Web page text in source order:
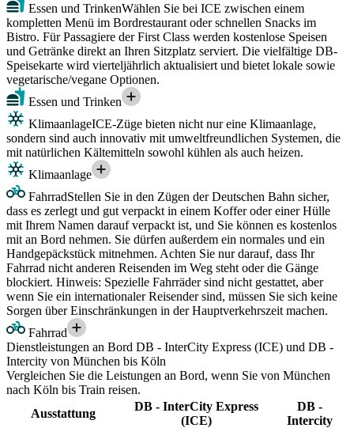
Essen und TrinkenWählen Sie bei ICE zwischen einem
kompletten Menü im Bordrestaurant oder schnellen Snacks im
Bistro. Für Passagiere der First Class werden kostenlose Speisen
und Getränke direkt an Ihren Sitzplatz serviert. Die vielfältige DB-
Speisekarte wird vierteljährlich aktualisiert und bietet lokale sowie
vegetarische/vegane Optionen.
Essen und Trinken
KlimaanlageICE-Züge bieten nicht nur eine Klimaanlage,
sondern sind auch innovativ mit umweltfreundlichen Systemen, die
mit natürlichen Kältemitteln sowohl kühlen als auch heizen.
Klimaanlage
FahrradStellen Sie in den Zügen der Deutschen Bahn sicher,
dass es zerlegt und gut verpackt in einem Koffer oder einer Hülle
mit Ihrem Namen darauf verpackt ist, und Sie können es kostenlos
mit an Bord nehmen. Sie dürfen außerdem ein normales und ein
Handgepäckstück mitnehmen. Achten Sie nur darauf, dass Ihr
Fahrrad nicht anderen Reisenden im Weg steht oder die Gänge
blockiert. Hinweis: Spezielle Fahrräder sind nicht gestattet, aber
wenn Sie ein internationaler Reisender sind, müssen Sie sich keine
Sorgen über Einschränkungen in der Hauptverkehrszeit machen.
Fahrrad
Dienstleistungen an Bord DB - InterCity Express (ICE) und DB -
Intercity von München bis Köln
Vergleichen Sie die Leistungen an Bord, wenn Sie von München
nach Köln bis Train reisen.
Ausstattung
DB - InterCity Express
(ICE)
DB -
Intercity